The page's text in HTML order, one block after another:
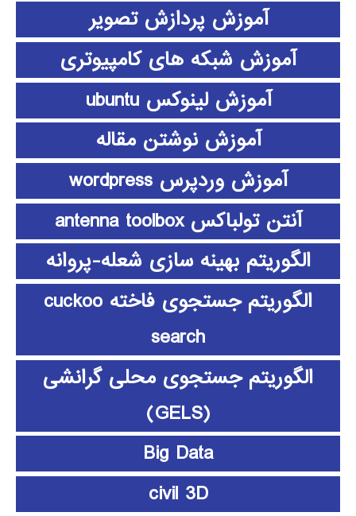
آموزش پردازش تصویر
آموزش شبکه های کامپیوتری
آموزش لینوکس ubuntu
آموزش نوشتن مقاله
آموزش وردپرس wordpress
آنتن تولباکس antenna toolbox
الگوریتم بهینه سازی شعله-پروانه
الگوریتم جستجوی فاخته cuckoo
search
الگوریتم جستجوی محلی گرانشی
(GELS)
Big Data
civil 3D